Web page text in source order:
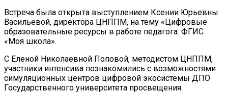
Встреча была открыта выступлением Ксении Юрьевны
Васильевой, директора ЦНППМ, на тему «Цифровые
образовательные ресурсы в работе педагога. ФГИС
«Моя школа».
С Еленой Николаевной Поповой, методистом ЦНППМ,
участники интенсива познакомились с возможностями
симуляционных центров цифровой экосистемы ДПО
Государственного университета просвещения.